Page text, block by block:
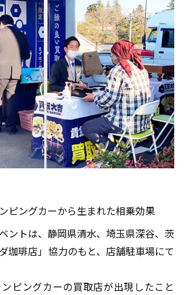
ングカーから生まれた相乗効果
ントは、静岡県清水、埼玉県深谷、茨
珈琲店」協力のもと、店舗駐車場にて
ピングカーの買取店が出現したこと